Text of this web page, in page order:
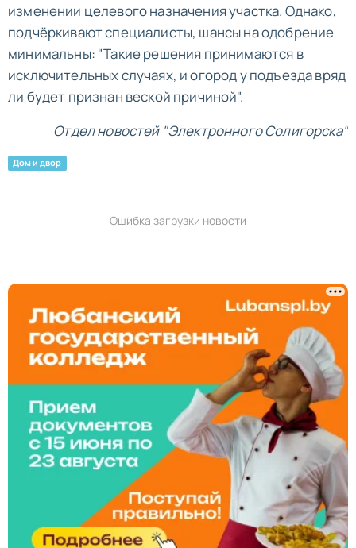
изменении целевого назначения участка. Однако,
подчёркивают специалисты, шансы на одобрение
минимальны: "Такие решения принимаются в
исключительных случаях, и огород у подъезда вряд
ли будет признан веской причиной".
Отдел новостей "Электронного Солигорска"
Дом и двор
Ошибка загрузки новости